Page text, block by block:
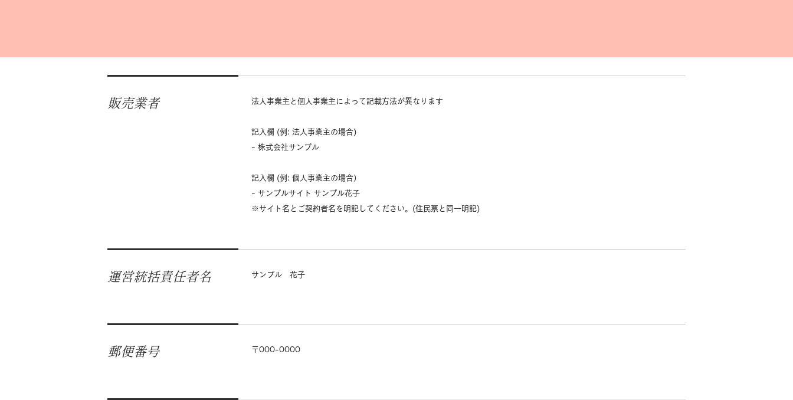
販売業者 法人事業主と個人事業主によって記載方法が異なります
記入欄 (例: 法人事業主の場合)
- 株式会社サンプル
記入欄 (例: 個人事業主の場合）
- サンプルサイト サンプル花子
※サイト名とご契約者名を明記してください。(住民票と同一明記)
運営統括責任者名 サンプル 花子
郵便番号 〒000-0000